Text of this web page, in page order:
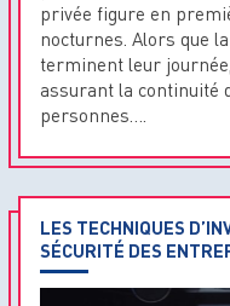
privée figure en
nocturnes. Alors que
terminent leur
assurant la continuité
personnes….
LES TECHNIQUES
SÉCURITÉ DES